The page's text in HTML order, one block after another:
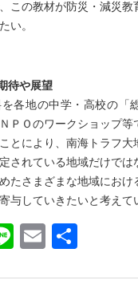
この教材が防災・減災教
い。
待や展望
各地の中学・高校の「
ＰＯのワークショップ等
とにより、南海トラフ大
されている地域だけでは
たさまざまな地域におけ
与していきたいと考え
LineEmail